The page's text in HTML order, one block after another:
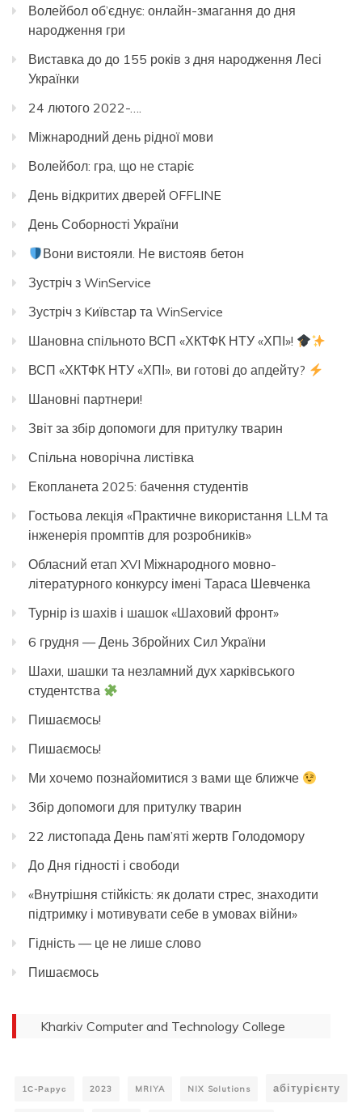
Волейбол об’єднує: онлайн-змагання до дня
народження гри
Виставка до до 155 років з дня народження Лесі
Українки
24 лютого 2022-….
Міжнародний день рідної мови
Волейбол: гра, що не старіє
День відкритих дверей OFFLINE
День Соборності України
Вони вистояли. Не вистояв бетон
Зустріч з WinService
Зустріч з Kиївстар та WinService
Шановна спільното ВСП «ХКТФК НТУ «ХПІ»!
ВСП «ХКТФК НТУ «ХПІ», ви готові до апдейту?
Шановні партнери!
Звіт за збір допомоги для притулку тварин
Спільна новорічна листівка
Екопланета 2025: бачення студентів
Гостьова лекція «Практичне використання LLM та
інженерія промптів для розробників»
Обласний етап XVI Міжнародного мовно-
літературного конкурсу імені Тараса Шевченка
Турнір із шахів і шашок «Шаховий фронт»
6 грудня — День Збройних Сил України
Шахи, шашки та незламний дух харківського
студентства
Пишаємось!
Пишаємось!
Ми хочемо познайомитися з вами ще ближче
Збір допомоги для притулку тварин
22 листопада День пам’яті жертв Голодомору
До Дня гідності і свободи
«Внутрішня стійкість: як долати стрес, знаходити
підтримку і мотивувати себе в умовах війни»
Гідність — це не лише слово
Пишаємось
Kharkiv Computer and Technology College
1С-Рарус 2023 MRIYA NIX Solutions абітурієнту